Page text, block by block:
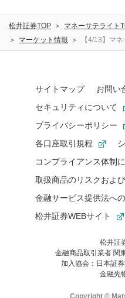
松井証券TOP マネーサテライト
マーケット情報
【4/13】マ
サイトマップ
お問い
セキュリティについて
プライバシーポリシー
各口座取引規程
コンプライアンス体制
取扱商品のリスクおよ
金融サービス提供法へ
松井証券WEBサイト
松井証
金融商品取引業者 関
加入協会：日本証
金融先
Copyright ©
お気に入り機能は松井証券の
お気に入り登録いただくと、
ンツを一覧でご確認いただけ
ご利用いただくには口座開設が